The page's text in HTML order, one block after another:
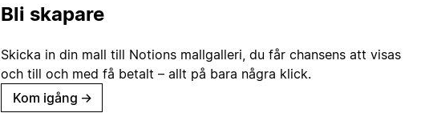
Bli skapare
Skicka in din mall till Notions mallgalleri, du får chansens att visas
och till och med få betalt – allt på bara några klick.
Kom igång →